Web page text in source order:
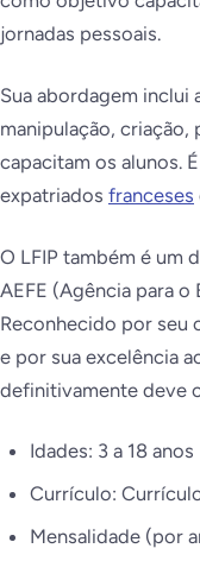
jornadas pessoais.
Sua abordagem
manipulação, criação,
capacitam os alunos.
expatriados franceses
O LFIP também é um
AEFE (Agência para
Reconhecido por seu
e por sua excelência
definitivamente deve
Idades: 3 a 18 anos
Currículo:
Mensalidade (por